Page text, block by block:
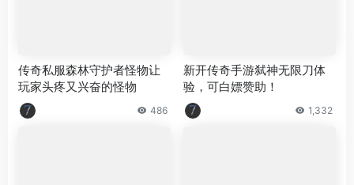
传奇私服森林守护者怪物让
玩家头疼又兴奋的怪物
486
新开传奇手游弑神无限刀体
验，可白嫖赞助！
1,332